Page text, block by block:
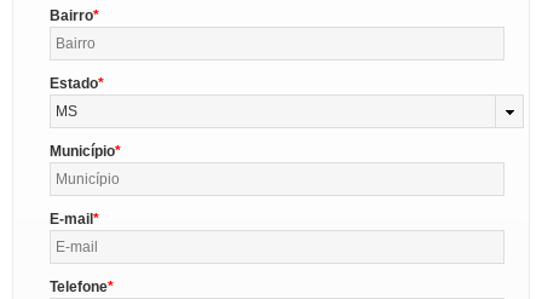
Bairro
Estado
MS
Município
E-mail
Telefone